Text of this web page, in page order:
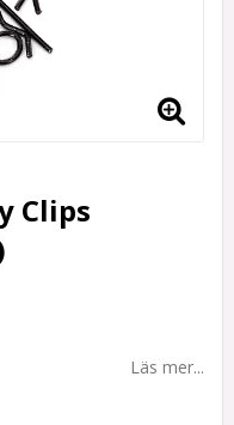
Clips
Läs mer...